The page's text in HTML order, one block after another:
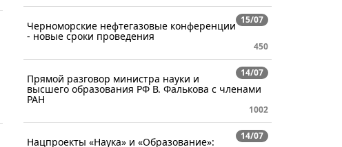
15/07
Черноморские нефтегазовые конференции
- новые сроки проведения
450
14/07
Прямой разговор министра науки и
высшего образования РФ В. Фалькова с членами
РАН
1002
14/07
Нацпроекты «Наука» и «Образование»: